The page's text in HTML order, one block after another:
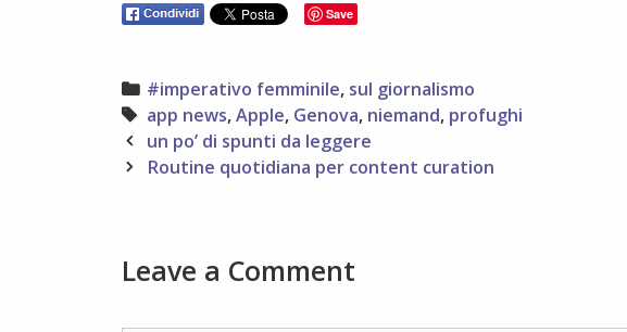
Save
Categories
#imperativo femminile, sul giornalismo
Tags
app news,Apple, Genova, niemand, profughi
Post
navigation
un po’ di spunti da leggere
Routine quotidiana per content curation
Leave a Comment